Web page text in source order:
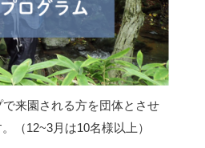
来園される方を団体とさせ
（12~3月は10名様以上）